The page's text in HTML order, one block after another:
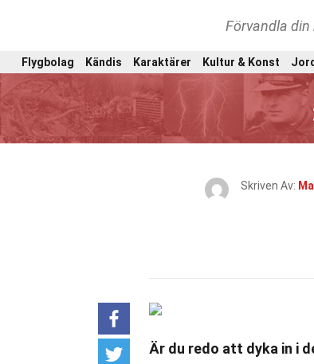
Förvandla
Flygbolag Kändis Karaktärer Kultur & Konst
Skriven Av:
Är du redo att dyka in i